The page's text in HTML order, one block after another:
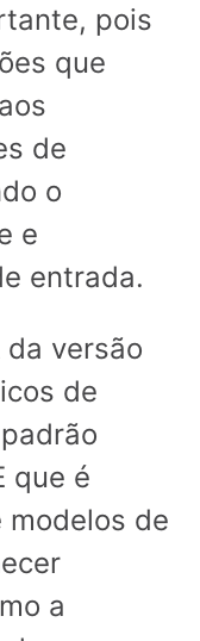
pois
que
de
o
e
entrada.
da versão
de
que é
de
a